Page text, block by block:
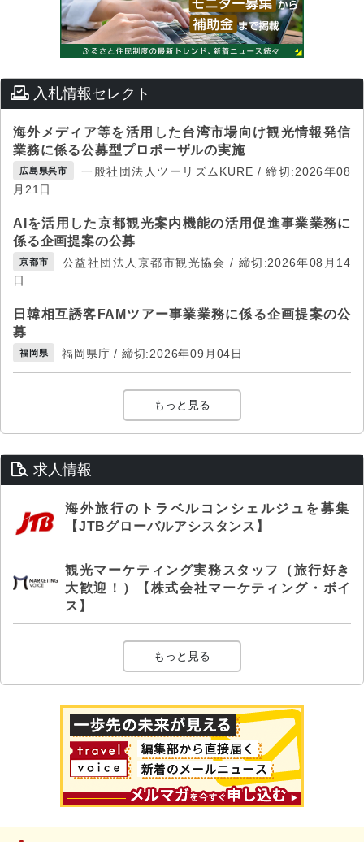
入札情報セレクト
海外メディア等を活用した台湾市場向け観光情報発信
業務に係る公募型プロポーザルの実施
広島県呉市
一般社団法人ツーリズムKURE / 締切:2026年08
月21日
AIを活用した京都観光案内機能の活用促進事業業務に
係る企画提案の公募
京都市
公益社団法人京都市観光協会 / 締切:2026年08月14
日
日韓相互誘客FAMツアー事業業務に係る企画提案の公
募
福岡県 福岡県庁 / 締切:2026年09月04日
もっと見る
求人情報
海外旅行のトラベルコンシェルジュを募集
【JTBグローバルアシスタンス】
観光マーケティング実務スタッフ（旅行好き
大歓迎！）【株式会社マーケティング・ボイ
ス】
もっと見る